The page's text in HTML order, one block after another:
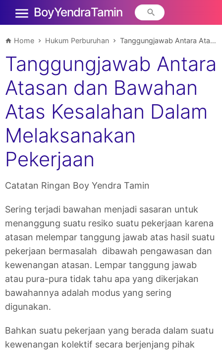
Boy Yendra Tamin
Home Hukum Perburuhan Tanggungjawab Antara Atasan dan Bawahan Atas Kesalahan Dalam Melaksanakan Pekerjaan
Tanggungjawab Antara
Atasan dan Bawahan
Atas Kesalahan Dalam
Melaksanakan
Pekerjaan
Catatan Ringan Boy Yendra Tamin
Sering terjadi bawahan menjadi sasaran untuk
menanggung suatu resiko suatu pekerjaan karena
atasan melempar tanggung jawab atas hasil suatu
pekerjaan bermasalah dibawah pengawasan dan
kewenangan atasan. Lempar tanggung jawab
atau pura-pura tidak tahu apa yang dikerjakan
bawahannya adalah modus yang sering
digunakan.
Bahkan suatu pekerjaan yang berada dalam suatu
kewenangan kolektif secara berjenjang pihak